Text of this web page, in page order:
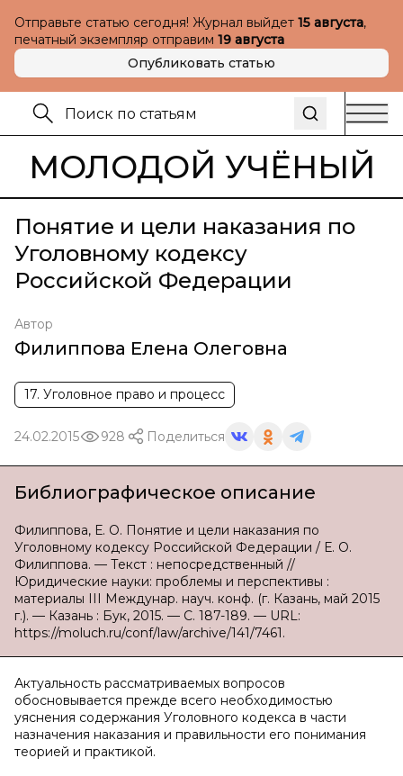
Отправьте статью сегодня! Журнал выйдет 15 августа,
печатный экземпляр отправим 19 августа
Опубликовать статью
МОЛОДОЙ УЧЁНЫЙ
Понятие и цели наказания по
Уголовному кодексу
Российской Федерации
Автор
Филиппова Елена Олеговна
17. Уголовное право и процесс
24.02.2015 928 Поделиться
Библиографическое описание
Филиппова, Е. О. Понятие и цели наказания по
Уголовному кодексу Российской Федерации / Е. О.
Филиппова. — Текст : непосредственный //
Юридические науки: проблемы и перспективы :
материалы III Междунар. науч. конф. (г. Казань, май 2015
г.). — Казань : Бук, 2015. — С. 187-189. — URL:
https://moluch.ru/conf/law/archive/141/7461.
Актуальность рассматриваемых вопросов
обосновывается прежде всего необходимостью
уяснения содержания Уголовного кодекса в части
назначения наказания и правильности его понимания
теорией и практикой.